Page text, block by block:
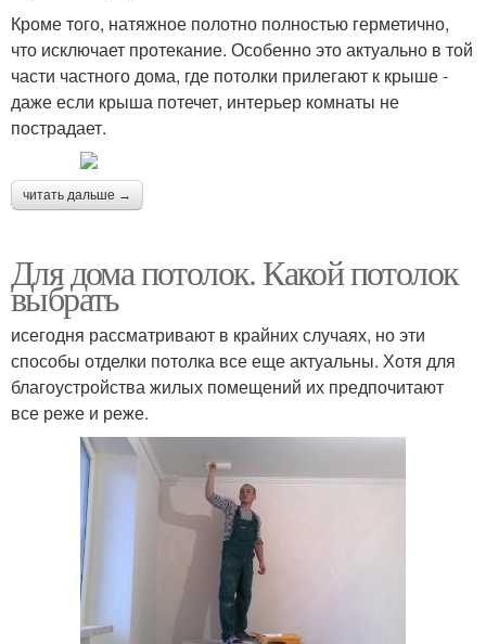
Кроме того, натяжное полотно полностью герметично,
что исключает протекание. Особенно это актуально в той
части частного дома, где потолки прилегают к крыше -
даже если крыша потечет, интерьер комнаты не
пострадает.
читать дальше →
Для дома потолок. Какой потолок
выбрать
исегодня рассматривают в крайних случаях, но эти
способы отделки потолка все еще актуальны. Хотя для
благоустройства жилых помещений их предпочитают
все реже и реже.